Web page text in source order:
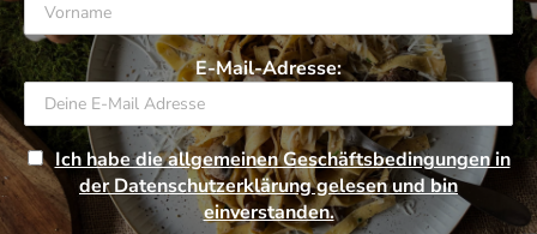
E-Mail-Adresse:
Ich habe die allgemeinen Geschäftsbedingungen in
der Datenschutzerklärung gelesen und bin
einverstanden.